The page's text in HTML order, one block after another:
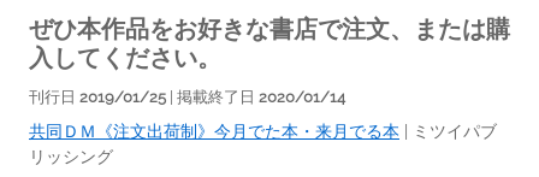
ぜひ本作品をお好きな書店で注文、または購
入してください。
刊行日 2019/01/25 | 掲載終了日 2020/01/14
共同ＤＭ《注文出荷制》今月でた本・来月でる本
ミツイパブ
リッシング